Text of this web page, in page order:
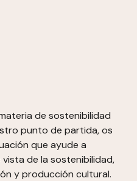
de sostenibilidad
punto de partida, os
que ayude a
de la sostenibilidad,
y producción cultural.